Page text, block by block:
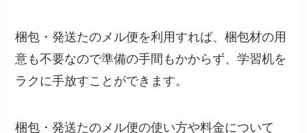
梱包・発送たのメル便を利用すれば、梱包材の用
意も不要なので準備の手間もかからず、学習机を
ラクに手放すことができます。
梱包・発送たのメル便の使い方や料金について